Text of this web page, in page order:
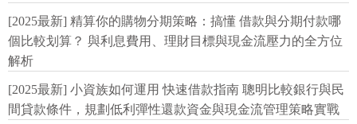
[2025最新] 精算你的購物分期策略：搞懂 借款與分期付款哪
個比較划算？ 與利息費用、理財目標與現金流壓力的全方位
解析
[2025最新] 小資族如何運用 快速借款指南 聰明比較銀行與民
間貸款條件，規劃低利彈性還款資金與現金流管理策略實戰